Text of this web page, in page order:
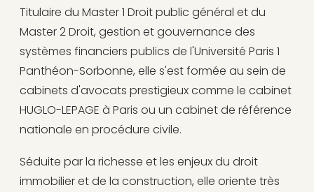
Titulaire du Master 1 Droit public général et du
Master 2 Droit, gestion et gouvernance des
systèmes financiers publics de l'Université Paris 1
Panthéon-Sorbonne, elle s'est formée au sein de
cabinets d'avocats prestigieux comme le cabinet
HUGLO-LEPAGE à Paris ou un cabinet de référence
nationale en procédure civile.
Séduite par la richesse et les enjeux du droit
immobilier et de la construction, elle oriente très